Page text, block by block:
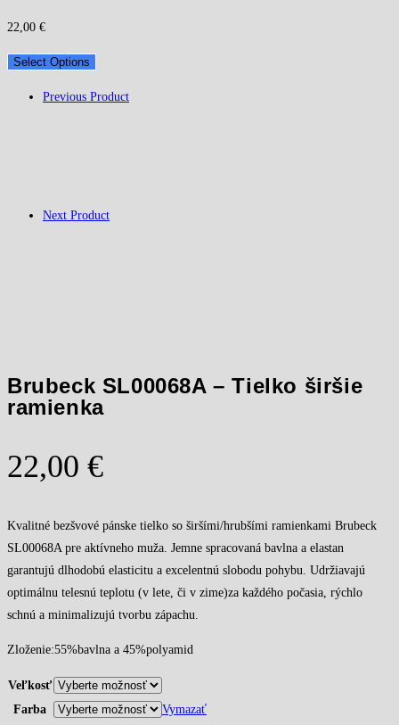
22,00 €
Select Options
Previous Product
Next Product
Brubeck SL00068A – Tielko širšie
ramienka
22,00 €
Kvalitné bezšvové pánske tielko so širšími/hrubšími ramienkami Brubeck
SL00068A pre aktívneho muža. Jemne spracovaná bavlna a elastan
garantujú dlhodobú elasticitu a excelentnú slobodu pohybu. Udržiavajú
optimálnu telesnú teplotu (v lete, či v zime)za každého počasia, rýchlo
schnú a minimalizujú tvorbu zápachu.
Zloženie:55%bavlna a 45%polyamid
Veľkosť
Farba
Vymazať